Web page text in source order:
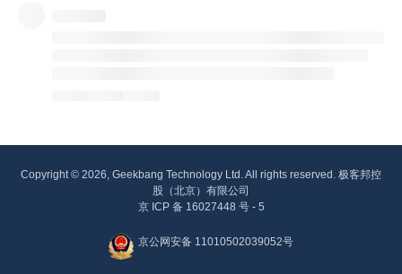
Copyright © 2026, Geekbang Technology Ltd. All rights reserved. 极客邦控
股（北京）有限公司
京 ICP 备 16027448 号 - 5
京公网安备 11010502039052号